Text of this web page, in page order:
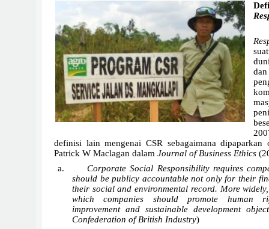
definisi lain mengenai CSR sebagaimana
Patrick W Maclagan dalam Journal of Business Ethics
a.
Corporate Social Responsibility requires
should be publicy accountable not only for their
their social and environmental record. More widely,
which companies should promote human
improvement and sustainable development
Confederation of British Industry)